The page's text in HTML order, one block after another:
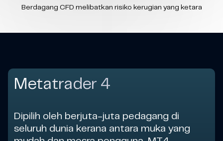
Berdagang CFD melibatkan risiko kerugian yang ketara
Metatrader 4
Dipilih oleh berjuta-juta pedagang di
seluruh dunia kerana antara muka yang